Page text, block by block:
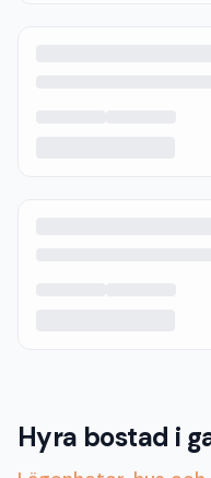
Hyra bostad i